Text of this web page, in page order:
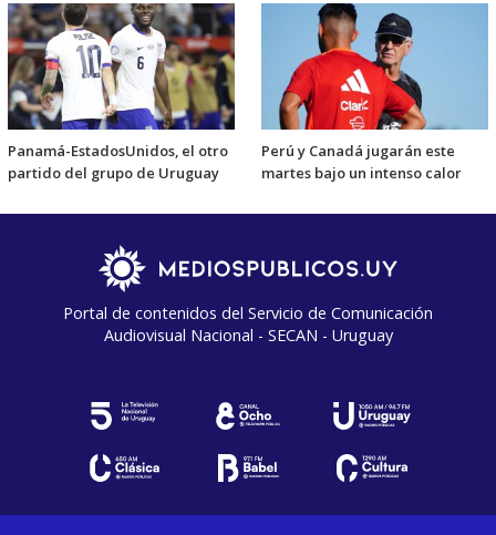
Panamá-EstadosUnidos, el otro
partido del grupo de Uruguay
Perú y Canadá jugarán este
martes bajo un intenso calor
Portal de contenidos del Servicio de Comunicación
Audiovisual Nacional - SECAN - Uruguay